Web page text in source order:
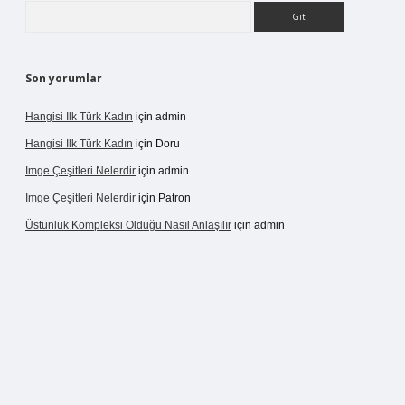
Son yorumlar
Hangisi Ilk Türk Kadın için admin
Hangisi Ilk Türk Kadın için Doru
Imge Çeşitleri Nelerdir için admin
Imge Çeşitleri Nelerdir için Patron
Üstünlük Kompleksi Olduğu Nasıl Anlaşılır için admin